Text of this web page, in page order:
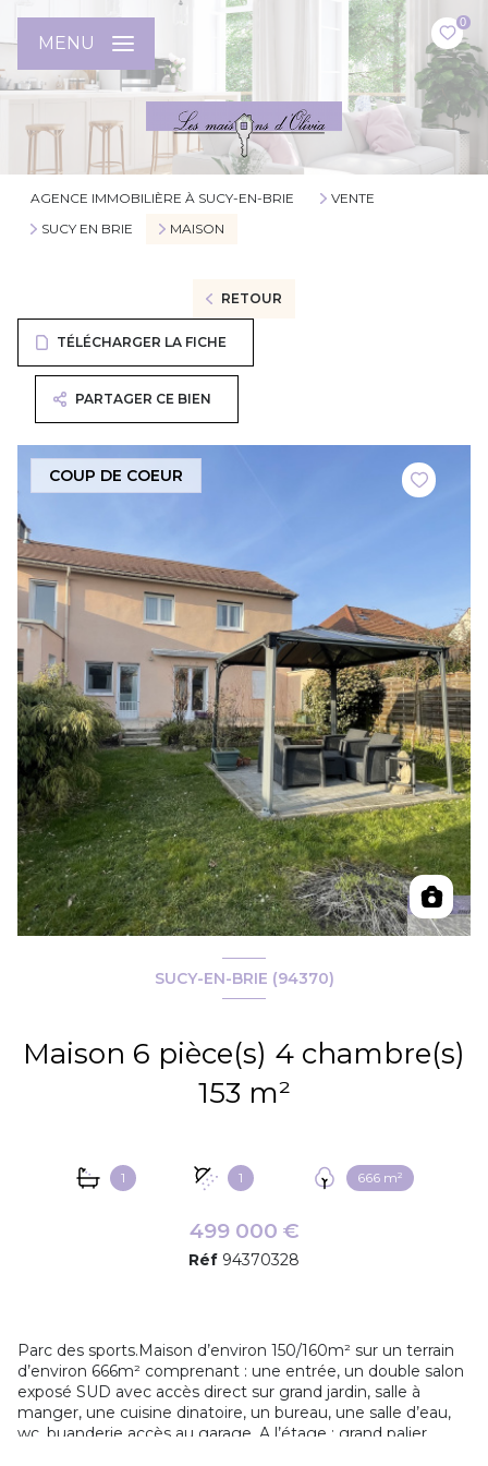
0
MENU
AGENCE IMMOBILIÈRE À SUCY-EN-BRIE
VENTE
SUCY EN BRIE
MAISON
RETOUR
TÉLÉCHARGER LA FICHE
PARTAGER CE BIEN
COUP DE COEUR
SUCY-EN-BRIE (94370)
Maison 6 pièce(s) 4 chambre(s)
153 m²
1 1 666 m²
499 000 €
Réf 94370328
Parc des sports.Maison d’environ 150/160m² sur un terrain
d’environ 666m² comprenant : une entrée, un double salon
exposé SUD avec accès direct sur grand jardin, salle à
manger, une cuisine dinatoire, un bureau, une salle d’eau,
wc, buanderie accès au garage. A l’étage : grand palier